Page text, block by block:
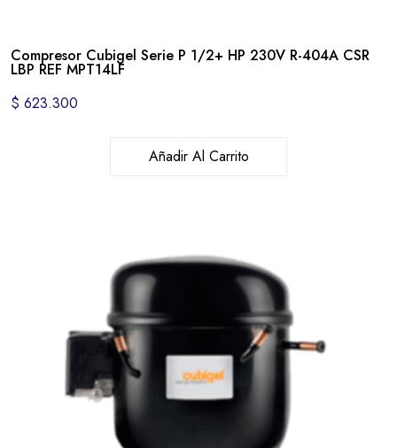
Compresor Cubigel Serie P 1/2+ HP 230V R-404A CSR
LBP REF MPT14LF
$ 623.300
Añadir Al Carrito